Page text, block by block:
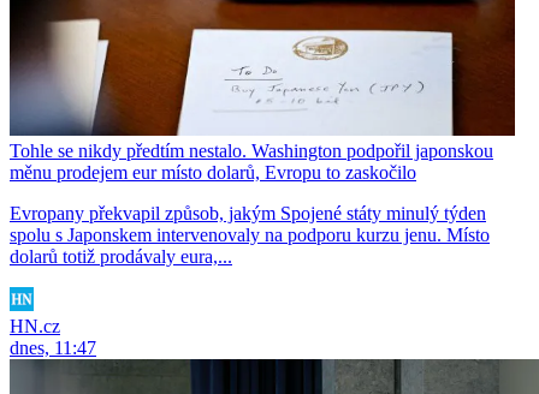
Tohle se nikdy předtím nestalo. Washington podpořil japonskou
měnu prodejem eur místo dolarů, Evropu to zaskočilo
Evropany překvapil způsob, jakým Spojené státy minulý týden
spolu s Japonskem intervenovaly na podporu kurzu jenu. Místo
dolarů totiž prodávaly eura,...
HN.cz
dnes, 11:47